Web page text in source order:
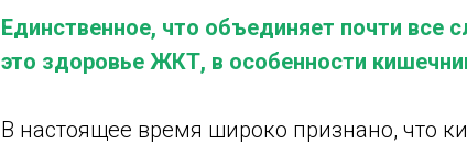
Единственное, что объединяет почти все
это здоровье ЖКТ, в особенности
В настоящее время широко признано, что